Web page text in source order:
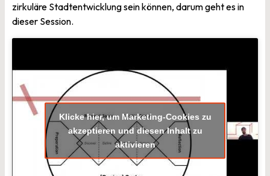
zirkuläre Stadtentwicklung sein können, darum geht es in
dieser Session.
Klicke hier, um Marketing-Cookies zu
akzeptieren und diesen Inhalt zu
aktivieren